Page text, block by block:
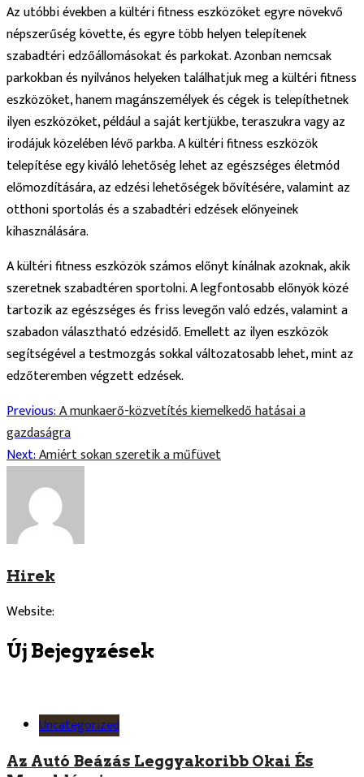
Az utóbbi években a kültéri fitness eszközöket egyre növekvő
népszerűség követte, és egyre több helyen telepítenek
szabadtéri edzőállomásokat és parkokat. Azonban nemcsak
parkokban és nyilvános helyeken találhatjuk meg a kültéri fitness
eszközöket, hanem magánszemélyek és cégek is telepíthetnek
ilyen eszközöket, például a saját kertjükbe, teraszukra vagy az
irodájuk közelében lévő parkba. A kültéri fitness eszközök
telepítése egy kiváló lehetőség lehet az egészséges életmód
előmozdítására, az edzési lehetőségek bővítésére, valamint az
otthoni sportolás és a szabadtéri edzések előnyeinek
kihasználására.
A kültéri fitness eszközök számos előnyt kínálnak azoknak, akik
szeretnek szabadtéren sportolni. A legfontosabb előnyök közé
tartozik az egészséges és friss levegőn való edzés, valamint a
szabadon választható edzésidő. Emellett az ilyen eszközök
segítségével a testmozgás sokkal változatosabb lehet, mint az
edzőteremben végzett edzések.
Bejegyzés
Navigáció
Previous:A munkaerő-közvetítés kiemelkedő hatásai a
gazdaságra
Next:Amiért sokan szeretik a műfüvet
Hirek
Website:
Új Bejegyzések
Uncategorized
Az Autó Beázás Leggyakoribb Okai És